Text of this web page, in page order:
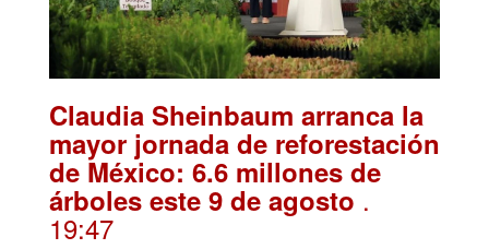
Claudia Sheinbaum arranca la
mayor jornada de reforestación
de México: 6.6 millones de
árboles este 9 de agosto .
19:47